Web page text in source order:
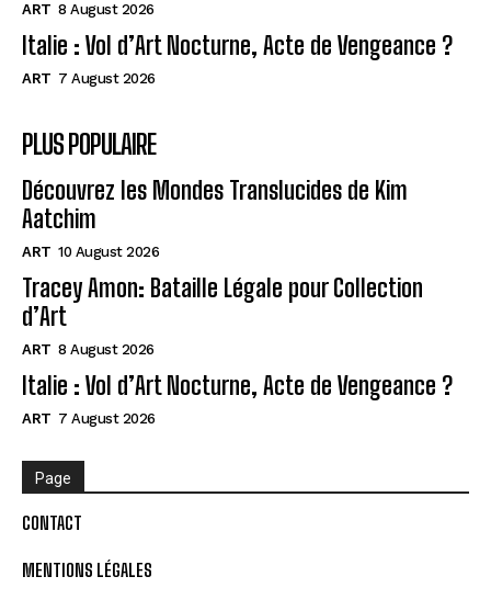
ART 8 August 2026
Italie : Vol d’Art Nocturne, Acte de Vengeance ?
ART 7 August 2026
PLUS POPULAIRE
Découvrez les Mondes Translucides de Kim
Aatchim
ART 10 August 2026
Tracey Amon: Bataille Légale pour Collection
d’Art
ART 8 August 2026
Italie : Vol d’Art Nocturne, Acte de Vengeance ?
ART 7 August 2026
Page
CONTACT
MENTIONS LÉGALES